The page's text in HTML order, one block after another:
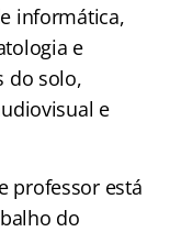
informática,
e
do solo,
e
professor está
do